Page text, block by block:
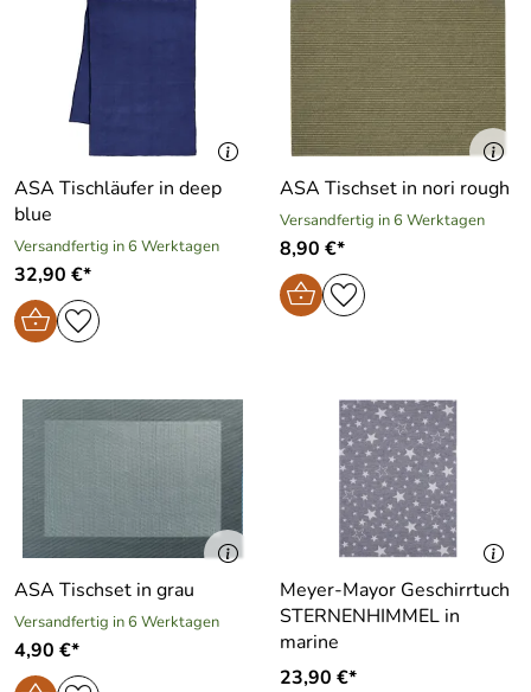
ASA Tischläufer in deep
blue
Versandfertig in 6 Werktagen
32,90 €*
ASA Tischset in nori rough
Versandfertig in 6 Werktagen
8,90 €*
ASA Tischset in grau
Versandfertig in 6 Werktagen
4,90 €*
Meyer-Mayor Geschirrtuch
STERNENHIMMEL in
marine
23,90 €*